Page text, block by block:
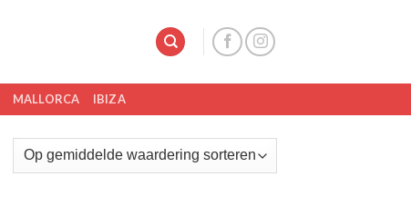
MALLORCA IBIZA